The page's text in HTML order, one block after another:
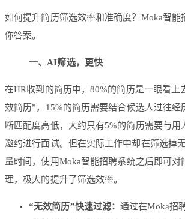
如何提升简历筛选效率和准确度？Moka智能
你答案。
一、AI筛选，更快
在HR收到的简历中，80%的简历是一眼看上
效简历”，15%的简历需要结合候选人过往经
断匹配度高低，大约只有5%的简历需要与用
邀约进行面试。但在实际工作中却在筛选掉
量时间，使用Moka智能招聘系统之后即可对
理，极大的提升了筛选效率。
“无效简历”快速过滤：通过在Moka招